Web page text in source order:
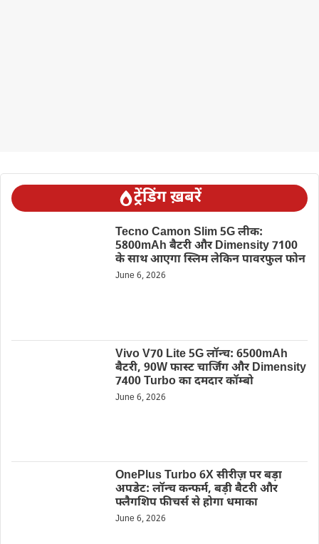
ट्रेंडिंग ख़बरें
Tecno Camon Slim 5G लीक:
5800mAh बैटरी और Dimensity 7100
के साथ आएगा स्लिम लेकिन पावरफुल फोन
June 6, 2026
Vivo V70 Lite 5G लॉन्च: 6500mAh
बैटरी, 90W फास्ट चार्जिंग और Dimensity
7400 Turbo का दमदार कॉम्बो
June 6, 2026
OnePlus Turbo 6X सीरीज़ पर बड़ा
अपडेट: लॉन्च कन्फर्म, बड़ी बैटरी और
फ्लैगशिप फीचर्स से होगा धमाका
June 6, 2026